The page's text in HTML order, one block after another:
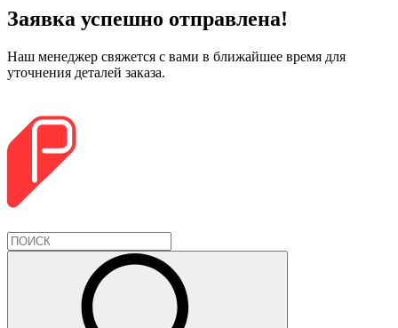
Заявка успешно отправлена!
Наш менеджер свяжется с вами в ближайшее время для
уточнения деталей заказа.